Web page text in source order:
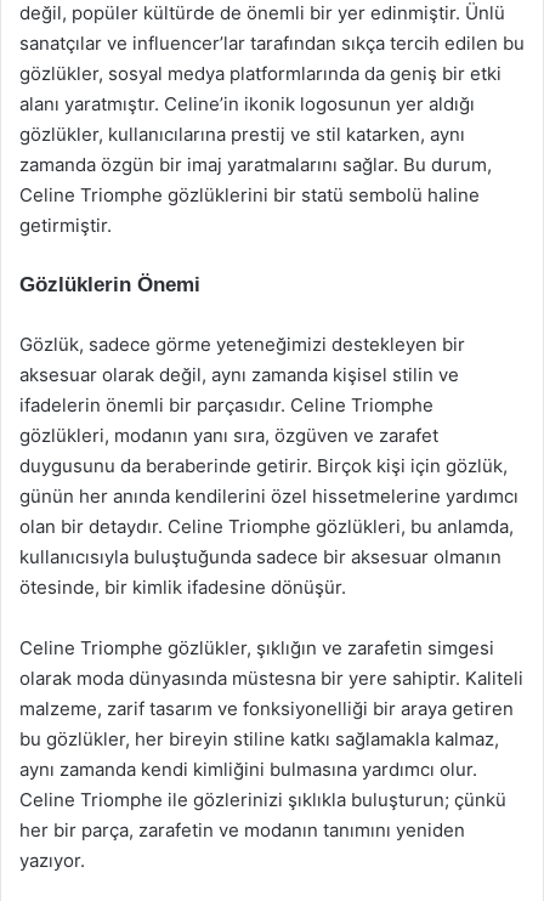
değil, popüler kültürde de önemli bir yer edinmiştir. Ünlü
sanatçılar ve influencer’lar tarafından sıkça tercih edilen bu
gözlükler, sosyal medya platformlarında da geniş bir etki
alanı yaratmıştır. Celine’in ikonik logosunun yer aldığı
gözlükler, kullanıcılarına prestij ve stil katarken, aynı
zamanda özgün bir imaj yaratmalarını sağlar. Bu durum,
Celine Triomphe gözlüklerini bir statü sembolü haline
getirmiştir.
Gözlüklerin Önemi
Gözlük, sadece görme yeteneğimizi destekleyen bir
aksesuar olarak değil, aynı zamanda kişisel stilin ve
ifadelerin önemli bir parçasıdır. Celine Triomphe
gözlükleri, modanın yanı sıra, özgüven ve zarafet
duygusunu da beraberinde getirir. Birçok kişi için gözlük,
günün her anında kendilerini özel hissetmelerine yardımcı
olan bir detaydır. Celine Triomphe gözlükleri, bu anlamda,
kullanıcısıyla buluştuğunda sadece bir aksesuar olmanın
ötesinde, bir kimlik ifadesine dönüşür.
Celine Triomphe gözlükler, şıklığın ve zarafetin simgesi
olarak moda dünyasında müstesna bir yere sahiptir. Kaliteli
malzeme, zarif tasarım ve fonksiyonelliği bir araya getiren
bu gözlükler, her bireyin stiline katkı sağlamakla kalmaz,
aynı zamanda kendi kimliğini bulmasına yardımcı olur.
Celine Triomphe ile gözlerinizi şıklıkla buluşturun; çünkü
her bir parça, zarafetin ve modanın tanımını yeniden
yazıyor.